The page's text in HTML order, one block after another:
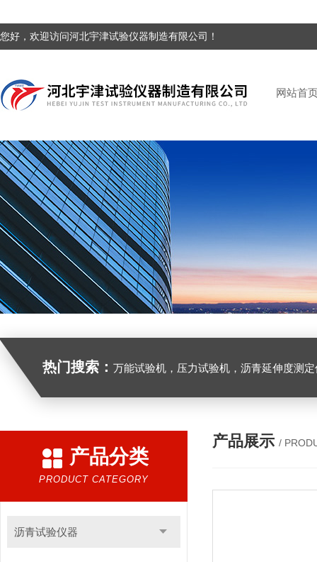
您好，欢迎访问河北宇津试验仪器制造有限公司！
网站首
热门搜索： 万能试验机，压力试验机，沥青延伸度测定仪，沥青混合料拌合机，全自动沥青混合料离心式抽提仪，马歇尔电动
产品分类
PRODUCT CATEGORY
沥青试验仪器
产品展示 /